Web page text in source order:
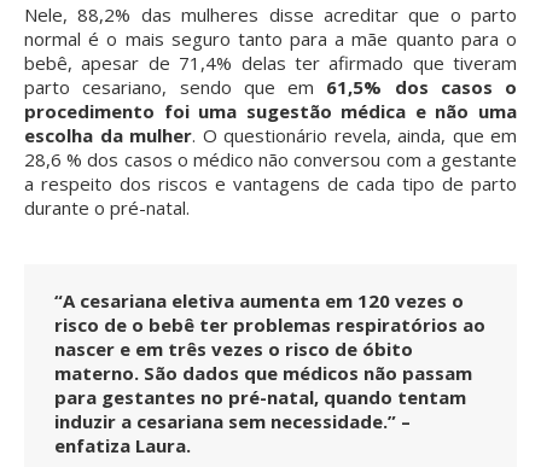
Nele, 88,2% das mulheres disse acreditar que o parto
normal é o mais seguro tanto para a mãe quanto para o
bebê, apesar de 71,4% delas ter afirmado que tiveram
parto cesariano, sendo que em 61,5% dos casos o
procedimento foi uma sugestão médica e não uma
escolha da mulher. O questionário revela, ainda, que em
28,6 % dos casos o médico não conversou com a gestante
a respeito dos riscos e vantagens de cada tipo de parto
durante o pré-natal.
“A cesariana eletiva aumenta em 120 vezes o
risco de o bebê ter problemas respiratórios ao
nascer e em três vezes o risco de óbito
materno. São dados que médicos não passam
para gestantes no pré-natal, quando tentam
induzir a cesariana sem necessidade.” –
enfatiza Laura.